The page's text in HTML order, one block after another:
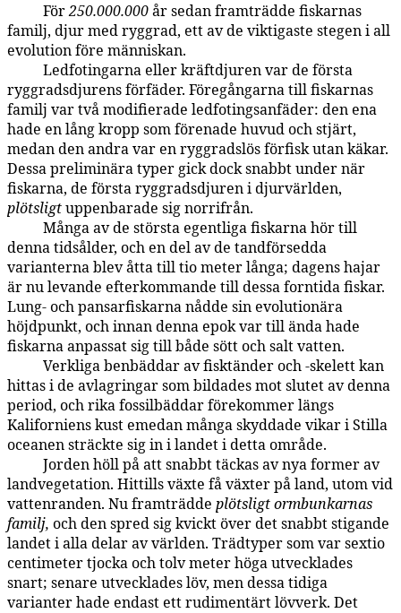
För250.000.000år sedan framträdde fiskarnas
familj, djur med ryggrad, ett av de viktigaste stegen i all
evolution före människan.
Ledfotingarna eller kräftdjuren var de första
ryggradsdjurens förfäder. Föregångarna till fiskarnas
familj var två modifierade ledfotingsanfäder: den ena
hade en lång kropp som förenade huvud och stjärt,
medan den andra var en ryggradslös förfisk utan käkar.
Dessa preliminära typer gick dock snabbt under när
fiskarna, de första ryggradsdjuren i djurvärlden,
plötsligtuppenbarade sig norrifrån.
Många av de största egentliga fiskarna hör till
denna tidsålder, och en del av de tandförsedda
varianterna blev åtta till tio meter långa; dagens hajar
är nu levande efterkommande till dessa forntida fiskar.
Lung- och pansarfiskarna nådde sin evolutionära
höjdpunkt, och innan denna epok var till ända hade
fiskarna anpassat sig till både sött och salt vatten.
Verkliga benbäddar av fisktänder och -skelett kan
hittas i de avlagringar som bildades mot slutet av denna
period, och rika fossilbäddar förekommer längs
Kaliforniens kust emedan många skyddade vikar i Stilla
oceanen sträckte sig in i landet i detta område.
Jorden höll på att snabbt täckas av nya former av
landvegetation. Hittills växte få växter på land, utom vid
vattenranden. Nu framträdde plötsligt ormbunkarnas
familj, och den spred sig kvickt över det snabbt stigande
landet i alla delar av världen. Trädtyper som var sextio
centimeter tjocka och tolv meter höga utvecklades
snart; senare utvecklades löv, men dessa tidiga
varianter hade endast ett rudimentärt lövverk. Det